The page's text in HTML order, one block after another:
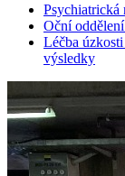
Psychiatrická
Oční
Léčba
výsledky